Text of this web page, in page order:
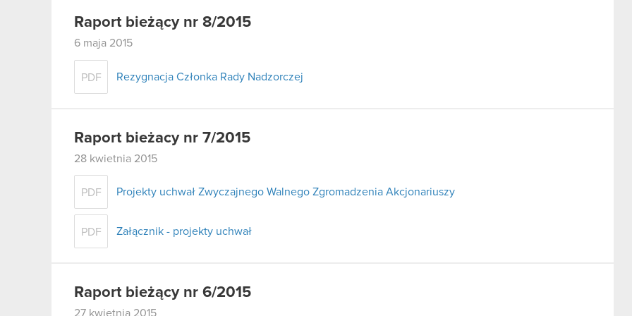
Raport bieżący nr 8/2015
6 maja 2015
PDF Rezygnacja Członka Rady Nadzorczej
Raport bieżacy nr 7/2015
28 kwietnia 2015
PDF Projekty uchwał Zwyczajnego Walnego Zgromadzenia Akcjonariuszy
PDF Załącznik - projekty uchwał
Raport bieżący nr 6/2015
27 kwietnia 2015